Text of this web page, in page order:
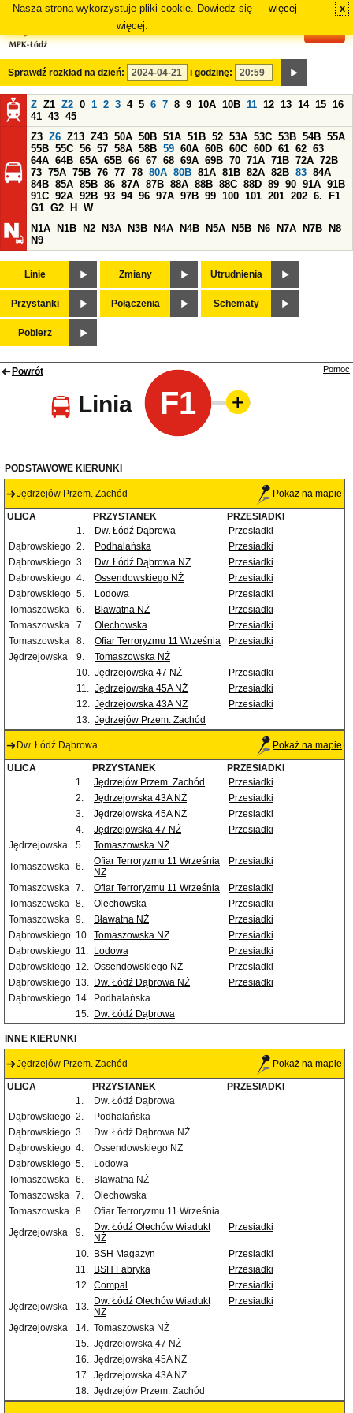
Nasza strona wykorzystuje pliki cookie. Dowiedz się
więcej.
więcej x
Sprawdź rozkład na dzień: i godzinę:
Z Z1 Z2 0 1 2 3 4 5 6 7 8 9 10A 10B 11 12 13 14 15 16
41 43 45
Z3 Z6 Z13 Z43 50A 50B 51A 51B 52 53A 53C 53B 54B 55A
55B 55C 56 57 58A 58B 59 60A 60B 60C 60D 61 62 63
64A 64B 65A 65B 66 67 68 69A 69B 70 71A 71B 72A 72B
73 75A 75B 76 77 78 80A 80B 81A 81B 82A 82B 83 84A
84B 85A 85B 86 87A 87B 88A 88B 88C 88D 89 90 91A 91B
91C 92A 92B 93 94 96 97A 97B 99 100 101 201 202 6.
F1
G1 G2 H
W
N1A
N1B N2 N3A N3B N4A N4B N5A N5B N6 N7A N7B
N8
N9
Linie Zmiany Utrudnienia
Przystanki Połączenia Schematy
Pobierz
Powrót
Linia F1
Pomoc
PODSTAWOWE KIERUNKI
Jędrzejów Przem. Zachód Pokaż na mapie
ULICA PRZYSTANEK
PRZESIADKI
1.
Dw. Łódź Dąbrowa
Przesiadki
Dąbrowskiego 2. Podhalańska
Przesiadki
Dąbrowskiego 3. Dw. Łódź Dąbrowa NŻ
Przesiadki
Dąbrowskiego 4. Ossendowskiego NŻ
Przesiadki
Dąbrowskiego 5. Lodowa
Przesiadki
Tomaszowska
6. Bławatna NŻ
Przesiadki
Tomaszowska
7. Olechowska
Przesiadki
Tomaszowska
8. Ofiar Terroryzmu 11 Września
Przesiadki
Jędrzejowska
9.
Tomaszowska NŻ
10. Jędrzejowska 47 NŻ
Przesiadki
11. Jędrzejowska 45A NŻ
Przesiadki
12. Jędrzejowska 43A NŻ
Przesiadki
13. Jędrzejów Przem. Zachód
Dw. Łódź Dąbrowa Pokaż na mapie
ULICA PRZYSTANEK
PRZESIADKI
1.
Jędrzejów Przem. Zachód
Przesiadki
2.
Jędrzejowska 43A NŻ
Przesiadki
3.
Jędrzejowska 45A NŻ
Przesiadki
4.
Jędrzejowska 47 NŻ
Przesiadki
Jędrzejowska
5.
Tomaszowska NŻ
Tomaszowska 6.
Ofiar Terroryzmu 11 Września
NŻ
Przesiadki
Tomaszowska 7. Ofiar Terroryzmu 11 Września
Przesiadki
Tomaszowska 8. Olechowska
Przesiadki
Tomaszowska 9. Bławatna NŻ
Przesiadki
Dąbrowskiego 10. Tomaszowska NŻ
Przesiadki
Dąbrowskiego 11. Lodowa
Przesiadki
Dąbrowskiego 12. Ossendowskiego NŻ
Przesiadki
Dąbrowskiego 13. Dw. Łódź Dąbrowa NŻ
Przesiadki
Dąbrowskiego 14. Podhalańska
15. Dw. Łódź Dąbrowa
INNE KIERUNKI
Jędrzejów Przem. Zachód Pokaż na mapie
ULICA PRZYSTANEK
PRZESIADKI
1.
Dw. Łódź Dąbrowa
Dąbrowskiego 2.
Podhalańska
Dąbrowskiego 3.
Dw. Łódź Dąbrowa NŻ
Dąbrowskiego 4.
Ossendowskiego NŻ
Dąbrowskiego 5.
Lodowa
Tomaszowska 6.
Bławatna NŻ
Tomaszowska 7.
Olechowska
Tomaszowska 8.
Ofiar Terroryzmu 11 Września
Jędrzejowska
9.
Dw. Łódź Olechów Wiadukt
NŻ
Przesiadki
10. BSH Magazyn
Przesiadki
11.
BSH Fabryka
Przesiadki
12. Compal
Przesiadki
Jędrzejowska
13. Dw. Łódź Olechów Wiadukt
NŻ
Przesiadki
Jędrzejowska 14. Tomaszowska NŻ
15. Jędrzejowska 47 NŻ
16. Jędrzejowska 45A NŻ
17. Jędrzejowska 43A NŻ
18. Jędrzejów Przem. Zachód